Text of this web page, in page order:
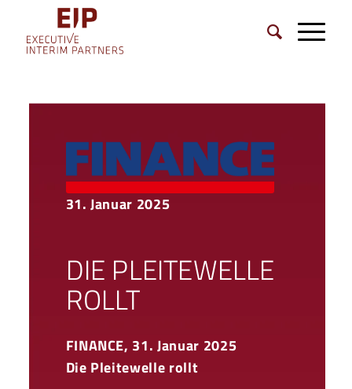
31. Januar 2025
DIE PLEITEWELLE
ROLLT
FINANCE, 31. Januar 2025
Die Pleitewelle rollt